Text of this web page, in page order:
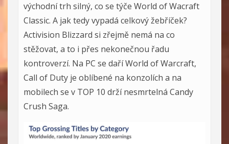
východní trh silný, co se týče World of Wacraft
Classic. A jak tedy vypadá celkový žebříček?
Activision Blizzard si zřejmě nemá na co
stěžovat, a to i přes nekonečnou řadu
kontroverzí. Na PC se daří World of Warcraft,
Call of Duty je oblíbené na konzolích a na
mobilech se v TOP 10 drží nesmrtelná Candy
Crush Saga.